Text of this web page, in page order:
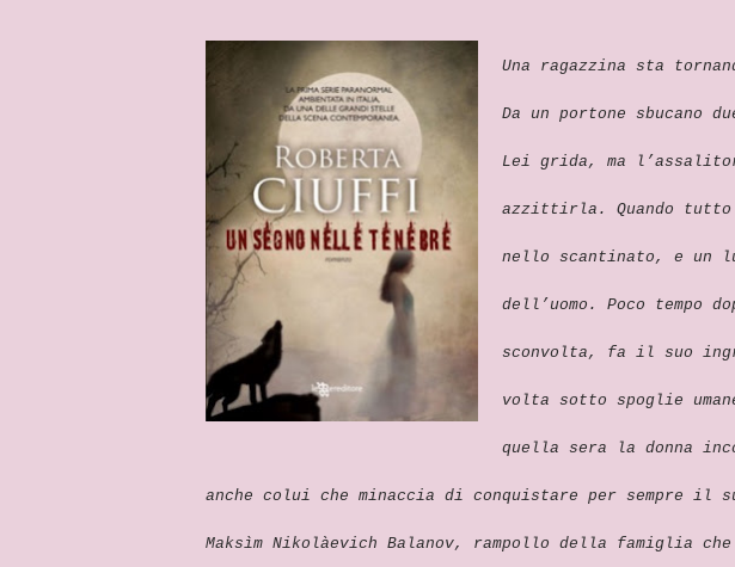
Una ragazzina sta
Da un portone sbucano
Lei grida, ma
azzittirla. Quando tutto
nello scantinato, e un
dell’uomo. Poco tempo
sconvolta, fa il suo
volta sotto spoglie
quella sera la donna
anche colui che minaccia di conquistare per sempre
Maksìm Nikolàevich Balanov, rampollo della famiglia